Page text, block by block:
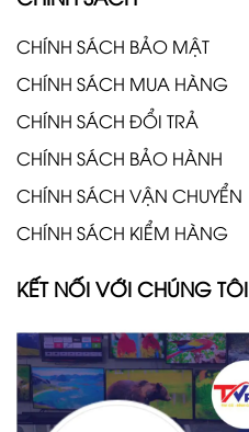
CHÍNH SÁCH BẢO MẬT
CHÍNH SÁCH MUA HÀNG
CHÍNH SÁCH ĐỔI TRẢ
CHÍNH SÁCH BẢO HÀNH
CHÍNH SÁCH VẬN CHUYỂN
CHÍNH SÁCH KIỂM HÀNG
KẾT NỐI VỚI CHÚNG TÔI